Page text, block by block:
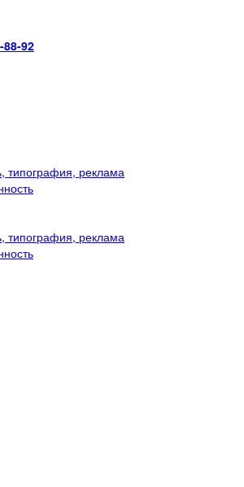
88-92
типография, реклама
типография, реклама